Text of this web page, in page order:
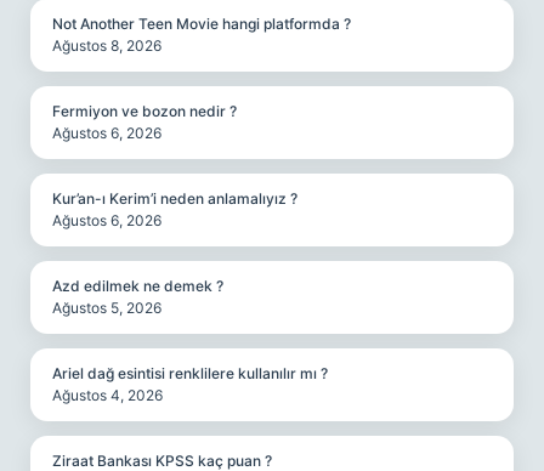
Not Another Teen Movie hangi platformda ?
Ağustos 8, 2026
Fermiyon ve bozon nedir ?
Ağustos 6, 2026
Kur’an-ı Kerim’i neden anlamalıyız ?
Ağustos 6, 2026
Azd edilmek ne demek ?
Ağustos 5, 2026
Ariel dağ esintisi renklilere kullanılır mı ?
Ağustos 4, 2026
Ziraat Bankası KPSS kaç puan ?